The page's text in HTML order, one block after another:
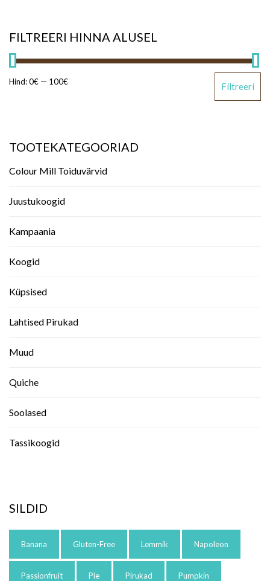
FILTREERI HINNA ALUSEL
Filtreeri
Hind:0€ — 100€
TOOTEKATEGOORIAD
Colour Mill Toiduvärvid
Juustukoogid
Kampaania
Koogid
Küpsised
Lahtised Pirukad
Muud
Quiche
Soolased
Tassikoogid
SILDID
Banana Gluten-Free Lemmik Napoleon
Passionfruit Pie Pirukad Pumpkin